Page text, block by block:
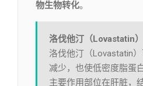
物生物转化。
洛伐他汀（Lovastatin）
洛伐他汀（Lovastatin
减少，也使低密度脂蛋
主要作用部位在肝脏，